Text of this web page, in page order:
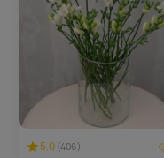
5.0 (406)